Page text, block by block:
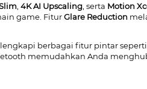
, 4K AI Upscaling, serta Motion
game. FiturGlare Reduction
berbagai fitur pintar
memudahkan Anda